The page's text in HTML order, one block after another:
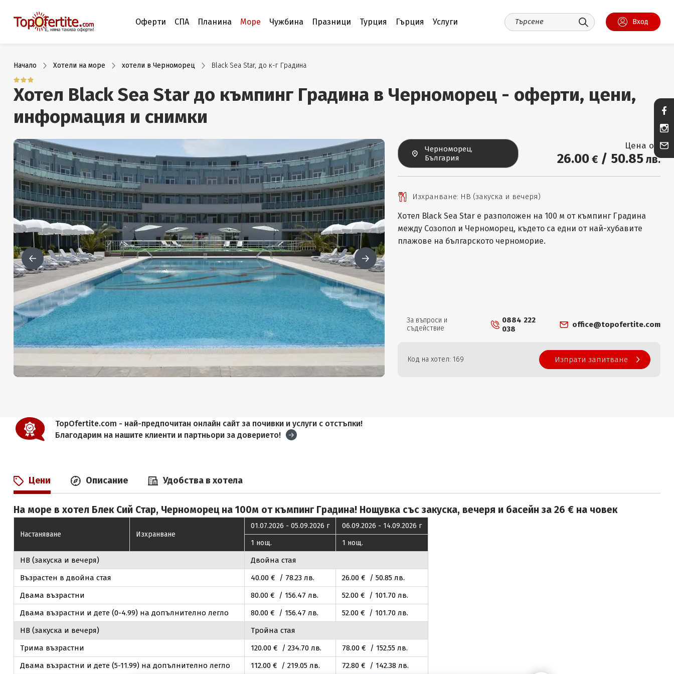
Оферти СПА Планина Море Чужбина Празници Турция Гърция Услуги Вход
Начало Хотели на море хотели в Черноморец Black Sea Star, до к-г Градина
Хотел Black Sea Star до къмпинг Градина в Черноморец - оферти, цени,
информация и снимки
Черноморец,
България
Цена от:
26.00€ / 50.85лв.
Изхранване: НВ (закуска и вечеря)
Хотел Black Sea Star е разположен на 100 м от къмпинг Градина
между Созопол и Черноморец, където са едни от най-хубавите
плажове на българското черноморие.
За въпроси и
съдействие
0884 222
038
office@topofertite.com
Код на хотел: 169 Изпрати запитване
TopOfertite.com - най-предпочитан онлайн сайт за почивки и услуги с отстъпки!
Благодарим на нашите клиенти и партньори за доверието!
Цени Описание Удобства в хотела
На море в хотел Блек Сий Стар, Черноморец на 100м от къмпинг Градина! Нощувка със закуска, вечеря и басейн за 26 € на човек
Настаняване Изхранване
01.07.2026 - 05.09.2026 г
06.09.2026 - 14.09.2026 г
1 нощ.
1 нощ.
НВ (закуска и вечеря)
Двойна стая
Възрастен в двойна стая
40.00€ / 78.23лв. 26.00€ / 50.85лв.
Двама възрастни
80.00€ / 156.47 лв. 52.00€ / 101.70лв.
Двама възрастни и дете (0-4.99) на допълнително легло
80.00€ / 156.47 лв. 52.00€ / 101.70лв.
НВ (закуска и вечеря)
Тройна стая
Трима възрастни
120.00€ / 234.70лв. 78.00€ / 152.55лв.
Двама възрастни и дете (5-11.99) на допълнително легло
112.00€ / 219.05лв. 72.80€ / 142.38лв.